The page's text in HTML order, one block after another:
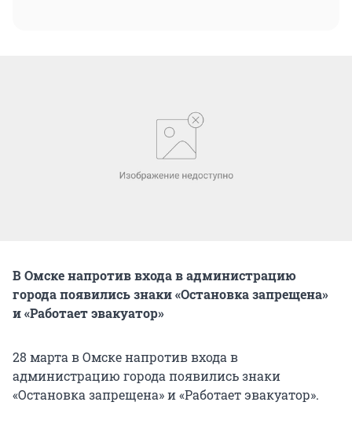
В Омске напротив входа в администрацию
города появились знаки «Остановка запрещена»
и «Работает эвакуатор»
28 марта в Омске напротив входа в
администрацию города появились знаки
«Остановка запрещена» и «Работает эвакуатор».